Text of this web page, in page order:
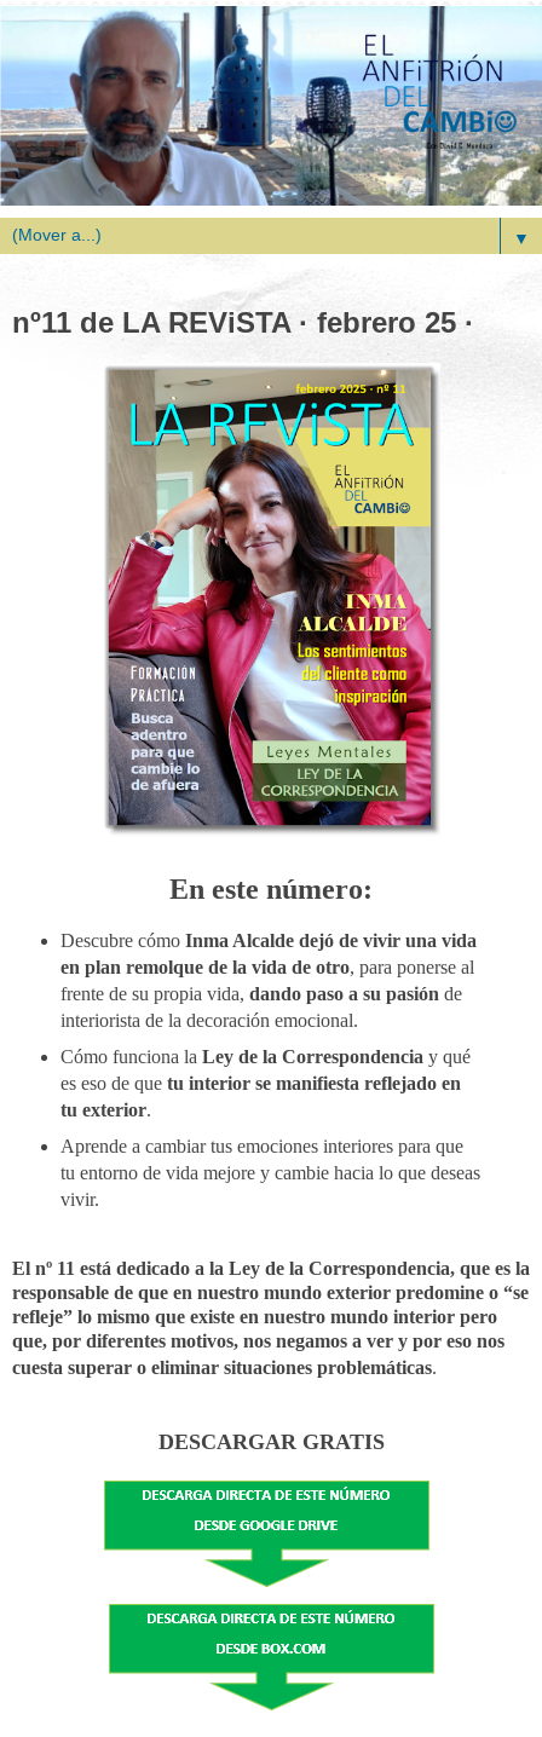
▼
nº11 de LA REViSTA · febrero 25 ·
En este número:
Descubre cómo Inma Alcalde dejó de vivir una vida
en plan remolque de la vida de otro, para ponerse al
frente de su propia vida, dando paso a su pasión de
interiorista de la decoración emocional.
Cómo funciona la Ley de la Correspondencia y qué
es eso de que tu interior se manifiesta reflejado en
tu exterior.
Aprende a cambiar tus emociones interiores para que
tu entorno de vida mejore y cambie hacia lo que deseas
vivir.
El nº 11 está dedicado a la Ley de la Correspondencia, que es la
responsable de que en nuestro mundo exterior predomine o “se
refleje” lo mismo que existe en nuestro mundo interior pero
que, por diferentes motivos, nos negamos a ver y por eso nos
cuesta superar o eliminar situaciones problemáticas.
DESCARGAR GRATIS